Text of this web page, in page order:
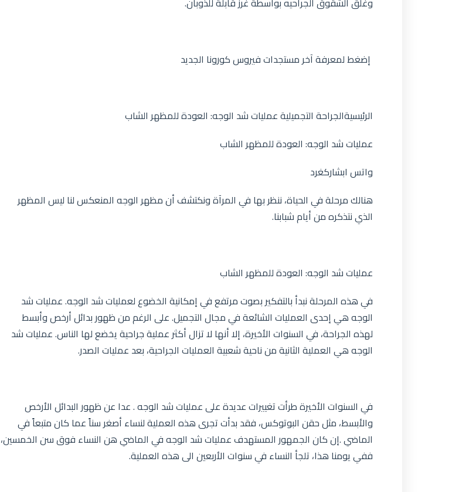
إضغط لمعرفة آخر مستجدات فيروس كورونا الجديد
الرئيسيةالجراحة التجميلية عمليات شد الوجه: العودة للمظهر الشاب
عمليات شد الوجه: العودة للمظهر الشاب
واتس ابشاركغرد
هنالك مرحلة في الحياة، ننظر بها في المرآة ونكتشف أن مظهر الوجه المنعكس لنا ليس المظهر
الذي نتذكره من أيام شبابنا.
عمليات شد الوجه: العودة للمظهر الشاب
في هذه المرحلة نبدأ بالتفكير بصوت مرتفع في إمكانية الخضوع لعمليات شد الوجه. عمليات شد
الوجه هي إحدى العمليات الشائعة في مجال التجميل. على الرغم من ظهور بدائل أرخص وأبسط
لهذه الجراحة، في السنوات الأخيرة، إلا أنها لا تزال أكثر عملية جراحية يخضع لها الناس. عمليات شد
الوجه هي العملية الثانية من ناحية شعبية العمليات الجراحية، بعد عمليات الصدر.
في السنوات الأخيرة طرأت تغييرات عديدة على عمليات شد الوجه . عدا عن ظهور البدائل الأرخص
والأبسط، مثل حقن البوتوكس، فقد بدأت تجرى هذه العملية لنساء أصغر سناً عما كان متبعاً في
الماضي .إن كان الجمهور المستهدف عمليات شد الوجه في الماضي هن النساء فوق سن الخمسين،
ففي يومنا هذا، تلجأ النساء في سنوات الأربعين الى هذه العملية.